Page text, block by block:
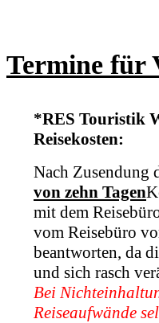
Termine für
*RES Touristik
Reisekosten:
Nach Zusendung
von zehn Tagen
mit dem
vom Reisebüro
beantworten, da
und sich rasch
Bei
Reiseaufwände